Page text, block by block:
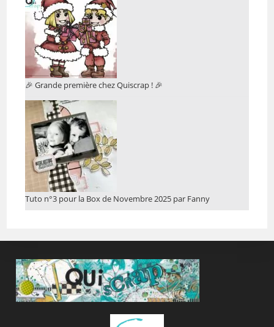
🎉 Grande première chez Quiscrap ! 🎉
Tuto n°3 pour la Box de Novembre 2025 par Fanny